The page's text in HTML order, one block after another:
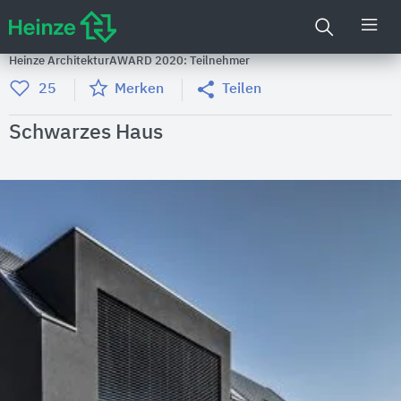
Heinze ArchitekturAWARD 2020: Teilnehmer
25 Merken Teilen
Schwarzes Haus